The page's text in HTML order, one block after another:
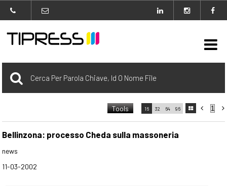
Archivio
carrello

 
16 32 64 96 
Tools
0 Selezionato
Bellinzona: processo Cheda sulla massoneria
news
11-03-2002